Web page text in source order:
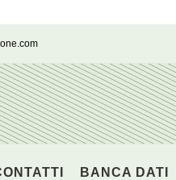
BANCA DATI